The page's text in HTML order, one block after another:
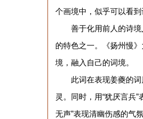
个画境中，似乎可以看
善于化用前人的诗境
的特色之一。《扬州慢
境，融入自己的词境。
此词在表现姜夔的词风
灵。同时，用“犹厌言兵”
无声”表现清幽伤感的气